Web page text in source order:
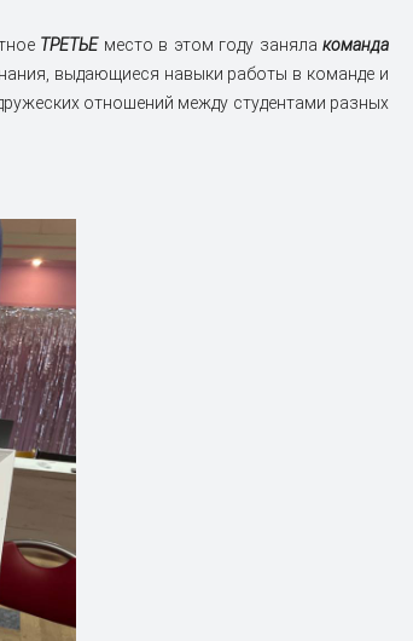
ТРЕТЬЕместо в этом году занялакоманда
выдающиеся навыки работы в команде и
отношений между студентами разных